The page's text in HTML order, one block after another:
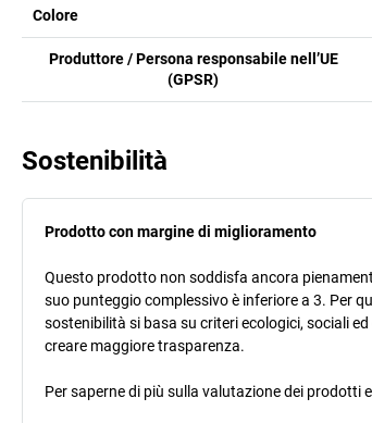
Colore
Produttore / Persona responsabile nell’UE
(GPSR)
Sostenibilità
Prodotto con margine di miglioramento
Questo prodotto non soddisfa ancora
suo punteggio complessivo è inferiore a 3. Per
sostenibilità si basa su criteri ecologici, sociali
creare maggiore trasparenza.
Per saperne di più sulla valutazione dei